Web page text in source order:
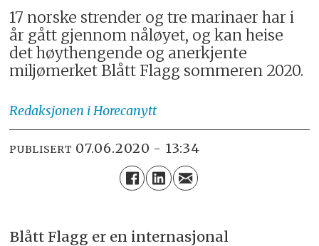
17 norske strender og tre marinaer har i
år gått gjennom nåløyet, og kan heise
det høythengende og anerkjente
miljømerket Blått Flagg sommeren 2020.
Redaksjonen i Horecanytt
PUBLISERT 07.06.2020 - 13:34
Blått Flagg er en internasjonal